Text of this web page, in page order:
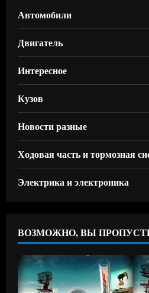
Автомобили
Двигатель
Интересное
Кузов
Новости разные
Ходовая часть и тормозная
Электрика и электроника
ВОЗМОЖНО, ВЫ